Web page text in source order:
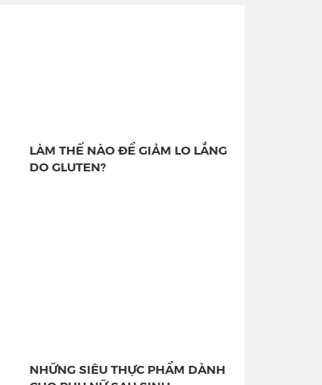
LÀM THẾ NÀO ĐỂ GIẢM LO LẮNG
DO GLUTEN?
NHỮNG SIÊU THỰC PHẨM DÀNH